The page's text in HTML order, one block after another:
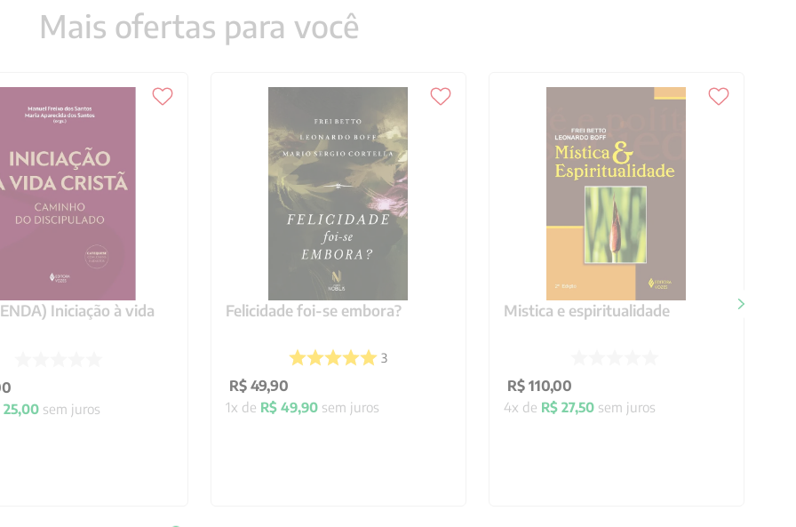
Mais ofertas para você
Iniciação à vida
25,00sem juros
Felicidade foi-se embora?
3
R$ 49,90
1x de R$ 49,90sem juros
Mistica e espiritualidade
R$ 110,00
4x de R$ 27,50sem juros